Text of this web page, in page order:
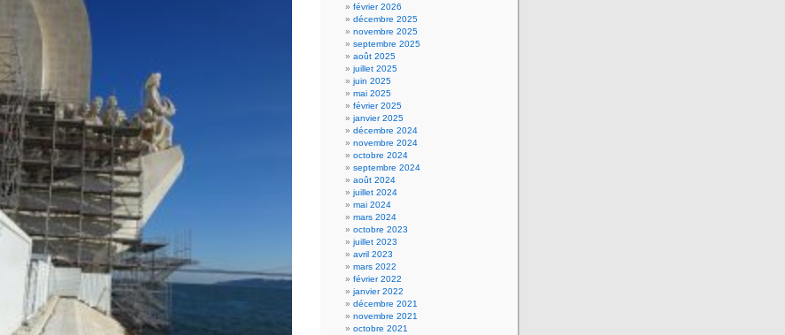
février 2026
décembre 2025
novembre 2025
septembre 2025
août 2025
juillet 2025
juin 2025
mai 2025
février 2025
janvier 2025
décembre 2024
novembre 2024
octobre 2024
septembre 2024
août 2024
juillet 2024
mai 2024
mars 2024
octobre 2023
juillet 2023
avril 2023
mars 2022
février 2022
janvier 2022
décembre 2021
novembre 2021
octobre 2021